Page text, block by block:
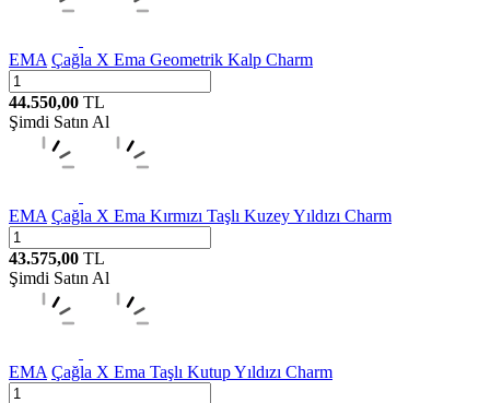
EMA Çağla X Ema Geometrik Kalp Charm
44.550,00 TL
Şimdi Satın Al
EMA Çağla X Ema Kırmızı Taşlı Kuzey Yıldızı Charm
43.575,00 TL
Şimdi Satın Al
EMA Çağla X Ema Taşlı Kutup Yıldızı Charm